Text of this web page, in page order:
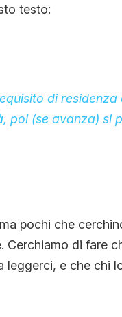
testo:
di residenza
poi (se avanza) si
pochi che
di fare
e che chi